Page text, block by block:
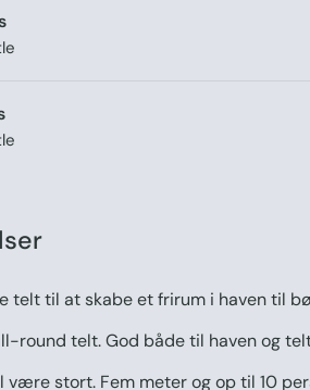
telt til at skabe et frirum i haven til
round telt. God både til haven og
være stort. Fem meter og op til 10